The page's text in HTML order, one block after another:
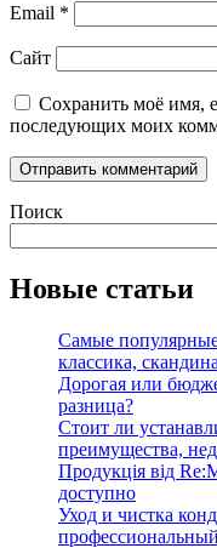
Email *
Сайт
Сохранить моё имя,
последующих моих
Поиск
Новые статьи
Самые
классика,
Дорогая или
разница?
Стоит ли
преимущества,
Продукція від
доступно
Уход и чистка